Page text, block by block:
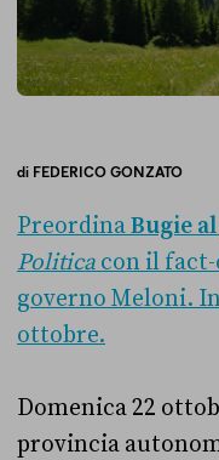
di FEDERICO GONZATO
PreordinaBugie
Politica con il
governo Meloni.
ottobre.
Domenica 22
provincia